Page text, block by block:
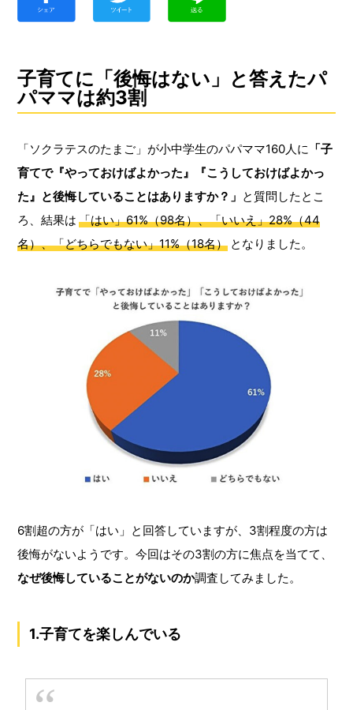
子育てに「後悔はない」と答えたパ
パママは約3割
「ソクラテスのたまご」が小中学生のパパママ160人に 「子
育てで『やっておけばよかった』『こうしておけばよかっ
た』と後悔していることはありますか？」 と質問したとこ
ろ、結果は 「はい」61%（98名）、「いいえ」28%（44
名）、「どちらでもない」11%（18名） となりました。
6割超の方が「はい」と回答していますが、3割程度の方は
後悔がないようです。今回はその3割の方に焦点を当てて、
なぜ後悔していることがないのか調査してみました。
1.子育てを楽しんでいる